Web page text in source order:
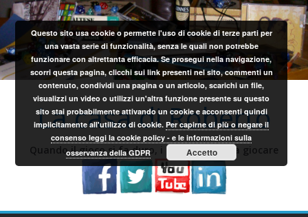
Salta
al
contenuto
La casa di Roberto
Quando il gioco si fa duro, i sardi iniziano a giocare
Questo sito usa cookie o permette l'uso di cookie di terze parti per
una vasta serie di funzionalità, senza le quali non potrebbe
funzionare con altrettanta efficacia. Se prosegui nella navigazione,
scorri questa pagina, clicchi sui link presenti nel sito, commenti un
contenuto, condividi una pagina o un articolo, scarichi un file,
visualizzi un video o utilizzi un'altra funzione presente su questo
sito stai probabilmente attivando un cookie e acconsenti quindi
implicitamente all'utilizzo di cookie.Per capirne di più o negare il
consenso leggi la cookie policy - e le informazioni sulla
osservanza della GDPR
Accetto